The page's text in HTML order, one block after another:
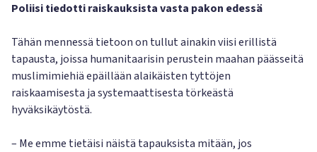
Poliisi tiedotti raiskauksista vasta pakon edessä
Tähän mennessä tietoon on tullut ainakin viisi erillistä
tapausta, joissa humanitaarisin perustein maahan päässeitä
muslimimiehiä epäillään alaikäisten tyttöjen
raiskaamisesta ja systemaattisesta törkeästä
hyväksikäytöstä.
– Me emme tietäisi näistä tapauksista mitään, jos